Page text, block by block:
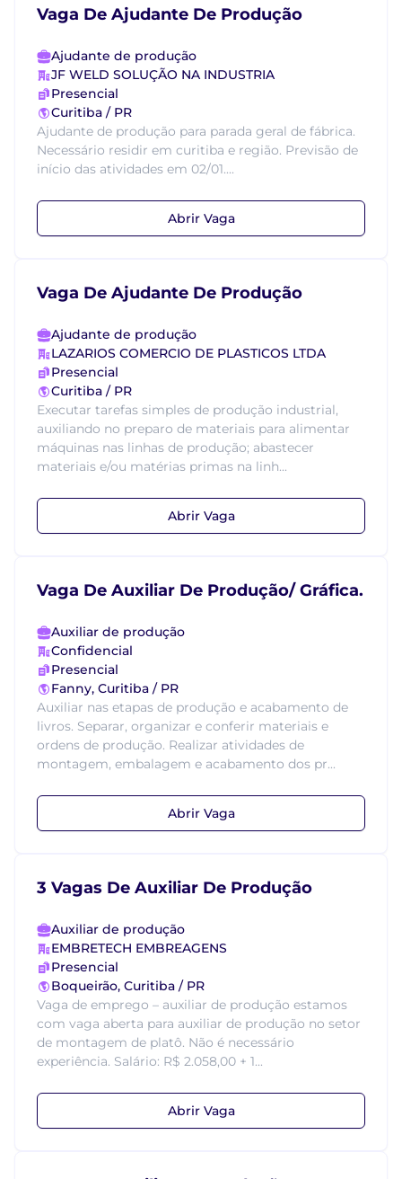
Vaga De Ajudante De Produção
Ajudante de produção
JF WELD SOLUÇÃO NA INDUSTRIA
Presencial
Curitiba / PR
Ajudante de produção para parada geral de fábrica.
Necessário residir em curitiba e região. Previsão de
início das atividades em 02/01....
Abrir Vaga
Vaga De Ajudante De Produção
Ajudante de produção
LAZARIOS COMERCIO DE PLASTICOS LTDA
Presencial
Curitiba / PR
Executar tarefas simples de produção industrial,
auxiliando no preparo de materiais para alimentar
máquinas nas linhas de produção; abastecer
materiais e/ou matérias primas na linh...
Abrir Vaga
Vaga De Auxiliar De Produção/ Gráfica.
Auxiliar de produção
Confidencial
Presencial
Fanny, Curitiba / PR
Auxiliar nas etapas de produção e acabamento de
livros. Separar, organizar e conferir materiais e
ordens de produção. Realizar atividades de
montagem, embalagem e acabamento dos pr...
Abrir Vaga
3 Vagas De Auxiliar De Produção
Auxiliar de produção
EMBRETECH EMBREAGENS
Presencial
Boqueirão, Curitiba / PR
Vaga de emprego – auxiliar de produção estamos
com vaga aberta para auxiliar de produção no setor
de montagem de platô. Não é necessário
experiência. Salário: R$ 2.058,00 + 1...
Abrir Vaga